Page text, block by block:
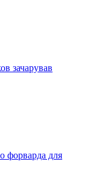
зачарував
форварда для